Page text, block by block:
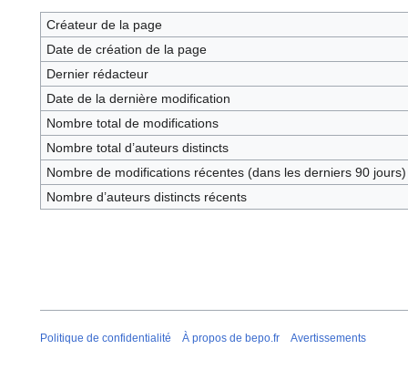
Créateur de la page
Date de création de la page
Dernier rédacteur
Date de la dernière modification
Nombre total de modifications
Nombre total d’auteurs distincts
Nombre de modifications récentes (dans les derniers 90 jours)
Nombre d’auteurs distincts récents
Politique de confidentialité À propos de bepo.fr Avertissements